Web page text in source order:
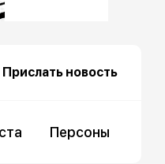
Прислать новость
Персоны